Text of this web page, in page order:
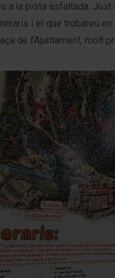
a la pista asfaltada. Just
i el que trobareu
de l’Ajuntament, molt